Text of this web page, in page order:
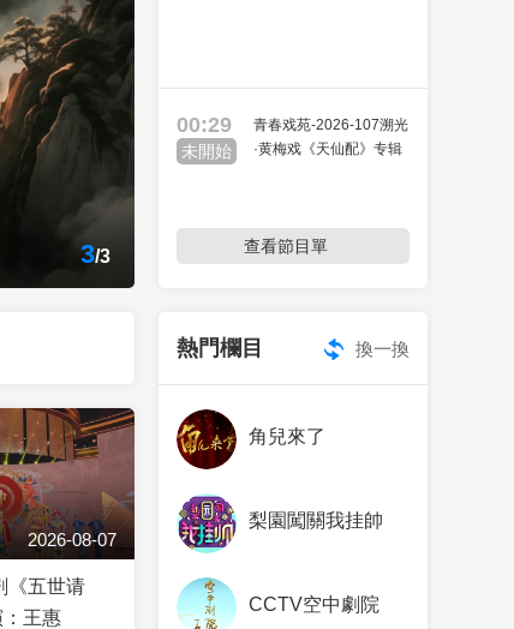
3/3
00:29
未開始
青春戏苑-2026-107溯光
·黄梅戏《天仙配》专辑
查看節目單
熱門欄目 換一換
角兒來了
梨園闖關我挂帥
CCTV空中劇院
2026-08-07
《五世请
王惠